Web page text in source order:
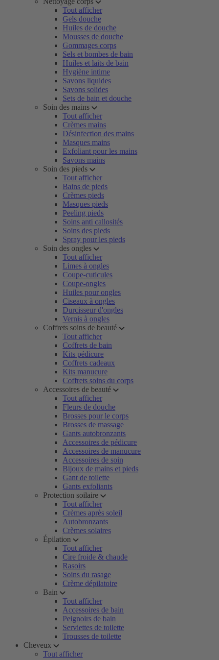
Tout afficher
Gels douche
Huiles de douche
Mousses de douche
Gommages corps
Sels et bombes de bain
Huiles et laits de bain
Hygiène intime
Savons liquides
Savons solides
Sets de bain et douche
Soin des mains
Tout afficher
Crèmes mains
Désinfection des mains
Masques mains
Exfoliant pour les mains
Savons mains
Soin des pieds
Tout afficher
Bains de pieds
Crèmes pieds
Masques pieds
Peeling pieds
Soins anti callosités
Soins des pieds
Spray pour les pieds
Soin des ongles
Tout afficher
Limes à ongles
Coupe-cuticules
Coupe-ongles
Huiles pour ongles
Ciseaux à ongles
Durcisseur d'ongles
Vernis à ongles
Coffrets soins de beauté
Tout afficher
Coffrets de bain
Kits pédicure
Coffrets cadeaux
Kits manucure
Coffrets soins du corps
Accessoires de beauté
Tout afficher
Fleurs de douche
Brosses pour le corps
Brosses de massage
Gants autobronzants
Accessoires de pédicure
Accessoires de manucure
Accessoires de soin
Bijoux de mains et pieds
Gant de toilette
Gants exfoliants
Protection soilaire
Tout afficher
Crèmes après soleil
Autobronzants
Crèmes solaires
Épilation
Tout afficher
Cire froide & chaude
Rasoirs
Soins du rasage
Crème dépilatoire
Bain
Tout afficher
Accessoires de bain
Peignoirs de bain
Serviettes de toilette
Trousses de toilette
Cheveux
Tout afficher